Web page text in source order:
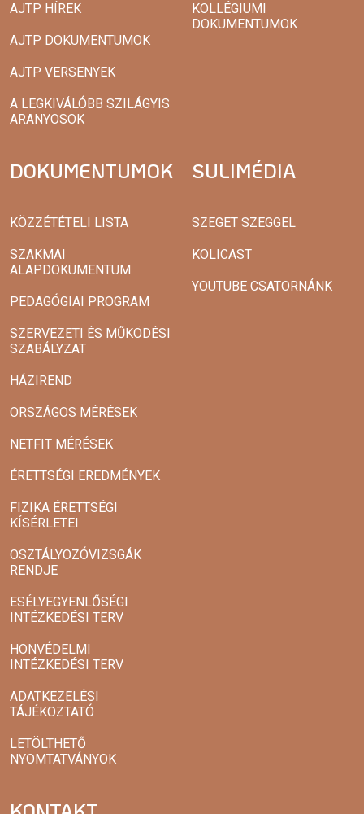
AJTP HÍREK
AJTP DOKUMENTUMOK
AJTP VERSENYEK
A LEGKIVÁLÓBB SZILÁGYIS
ARANYOSOK
KOLLÉGIUMI
DOKUMENTUMOK
DOKUMENTUMOK
KÖZZÉTÉTELI LISTA
SZAKMAI
ALAPDOKUMENTUM
PEDAGÓGIAI PROGRAM
SZERVEZETI ÉS MŰKÖDÉSI
SZABÁLYZAT
HÁZIREND
ORSZÁGOS MÉRÉSEK
NETFIT MÉRÉSEK
ÉRETTSÉGI EREDMÉNYEK
FIZIKA ÉRETTSÉGI
KÍSÉRLETEI
OSZTÁLYOZÓVIZSGÁK
RENDJE
ESÉLYEGYENLŐSÉGI
INTÉZKEDÉSI TERV
HONVÉDELMI
INTÉZKEDÉSI TERV
ADATKEZELÉSI
TÁJÉKOZTATÓ
LETÖLTHETŐ
NYOMTATVÁNYOK
SULIMÉDIA
SZEGET SZEGGEL
KOLICAST
YOUTUBE CSATORNÁNK